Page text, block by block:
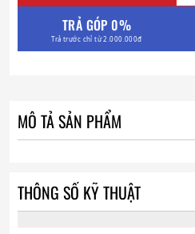
TRẢ GÓP 0%
Trả trước chỉ từ 2.000.000đ
MÔ TẢ SẢN PHẨM
THÔNG SỐ KỸ THUẬT